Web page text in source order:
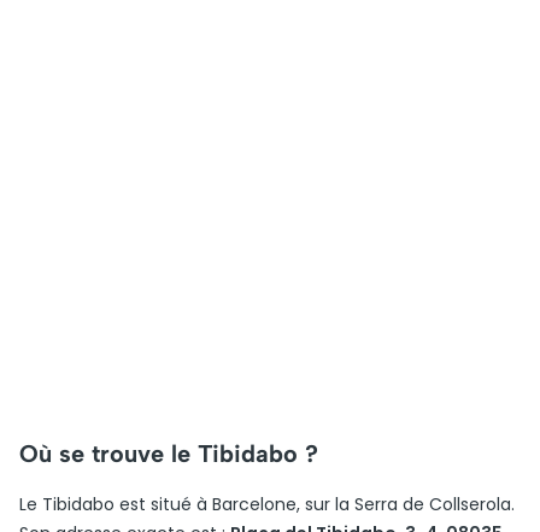
Où se trouve le Tibidabo ?
Le Tibidabo est situé à Barcelone, sur la Serra de Collserola.